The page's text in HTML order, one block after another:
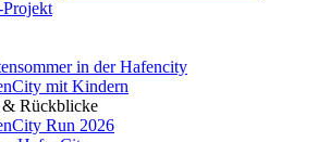
in der Hafencity
mit Kindern
Rückblicke
Run 2026